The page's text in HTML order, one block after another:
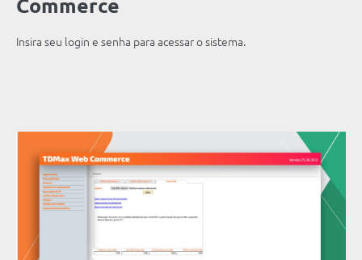
Commerce
Insira seu login e senha para acessar o sistema.